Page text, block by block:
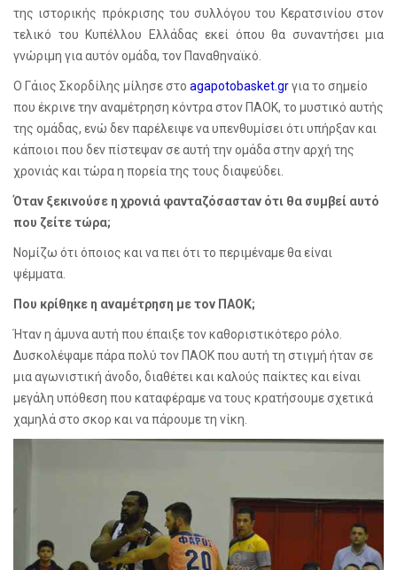
της ιστορικής πρόκρισης του συλλόγου του Κερατσινίου στον
τελικό του Κυπέλλου Ελλάδας εκεί όπου θα συναντήσει μια
γνώριμη για αυτόν ομάδα, τον Παναθηναϊκό.
Ο Γάιος Σκορδίλης μίλησε στο agapotobasketgrγια το σημείο
που έκρινε την αναμέτρηση κόντρα στον ΠΑΟΚ, το μυστικό αυτής
της ομάδας, ενώ δεν παρέλειψε να υπενθυμίσει ότι υπήρξαν και
κάποιοι που δεν πίστεψαν σε αυτή την ομάδα στην αρχή της
χρονιάς και τώρα η πορεία της τους διαψεύδει.
Όταν ξεκινούσε η χρονιά φανταζόσασταν ότι θα συμβεί αυτό
που ζείτε τώρα;
Νομίζω ότι όποιος και να πει ότι το περιμέναμε θα είναι
ψέμματα.
Που κρίθηκε η αναμέτρηση με τον ΠΑΟΚ;
Ήταν η άμυνα αυτή που έπαιξε τον καθοριστικότερο ρόλο.
Δυσκολέψαμε πάρα πολύ τον ΠΑΟΚ που αυτή τη στιγμή ήταν σε
μια αγωνιστική άνοδο, διαθέτει και καλούς παίκτες και είναι
μεγάλη υπόθεση που καταφέραμε να τους κρατήσουμε σχετικά
χαμηλά στο σκορ και να πάρουμε τη νίκη.